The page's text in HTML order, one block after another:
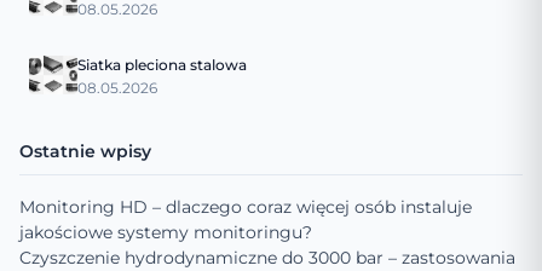
08.05.2026
Siatka pleciona stalowa
08.05.2026
Ostatnie wpisy
Monitoring HD – dlaczego coraz więcej osób instaluje
jakościowe systemy monitoringu?
Czyszczenie hydrodynamiczne do 3000 bar – zastosowania